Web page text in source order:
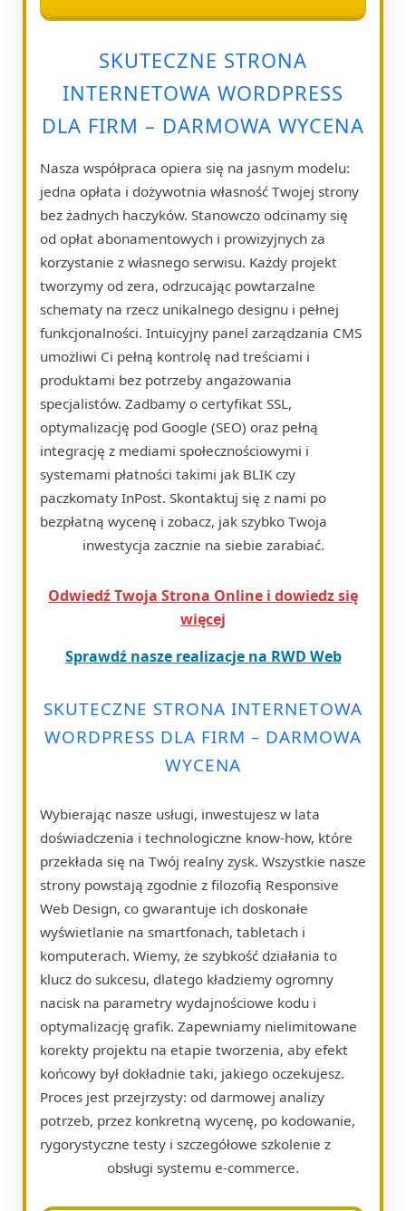
SKUTECZNE STRONA
INTERNETOWA WORDPRESS
DLA FIRM – DARMOWA WYCENA
Nasza współpraca opiera się na jasnym modelu:
jedna opłata i dożywotnia własność Twojej strony
bez żadnych haczyków. Stanowczo odcinamy się
od opłat abonamentowych i prowizyjnych za
korzystanie z własnego serwisu. Każdy projekt
tworzymy od zera, odrzucając powtarzalne
schematy na rzecz unikalnego designu i pełnej
funkcjonalności. Intuicyjny panel zarządzania CMS
umożliwi Ci pełną kontrolę nad treściami i
produktami bez potrzeby angażowania
specjalistów. Zadbamy o certyfikat SSL,
optymalizację pod Google (SEO) oraz pełną
integrację z mediami społecznościowymi i
systemami płatności takimi jak BLIK czy
paczkomaty InPost. Skontaktuj się z nami po
bezpłatną wycenę i zobacz, jak szybko Twoja
inwestycja zacznie na siebie zarabiać.
Odwiedź Twoja Strona Online i dowiedz się
więcej
Sprawdź nasze realizacje na RWD Web
SKUTECZNE STRONA INTERNETOWA
WORDPRESS DLA FIRM – DARMOWA
WYCENA
Wybierając nasze usługi, inwestujesz w lata
doświadczenia i technologiczne know-how, które
przekłada się na Twój realny zysk. Wszystkie nasze
strony powstają zgodnie z filozofią Responsive
Web Design, co gwarantuje ich doskonałe
wyświetlanie na smartfonach, tabletach i
komputerach. Wiemy, że szybkość działania to
klucz do sukcesu, dlatego kładziemy ogromny
nacisk na parametry wydajnościowe kodu i
optymalizację grafik. Zapewniamy nielimitowane
korekty projektu na etapie tworzenia, aby efekt
końcowy był dokładnie taki, jakiego oczekujesz.
Proces jest przejrzysty: od darmowej analizy
potrzeb, przez konkretną wycenę, po kodowanie,
rygorystyczne testy i szczegółowe szkolenie z
obsługi systemu e-commerce.